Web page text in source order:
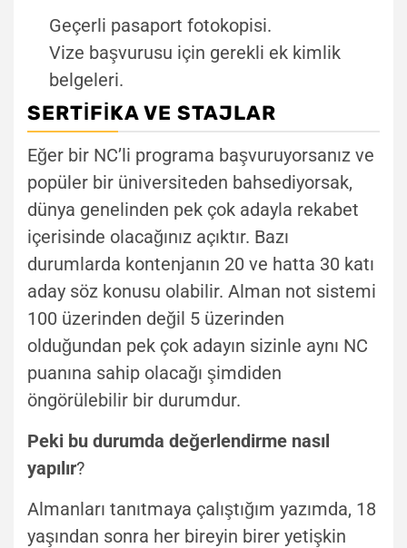
Geçerli pasaport fotokopisi.
Vize başvurusu için gerekli ek kimlik
belgeleri.
SERTIFIKA VE STAJLAR
Eğer bir NC’li programa başvuruyorsanız ve
popüler bir üniversiteden bahsediyorsak,
dünya genelinden pek çok adayla rekabet
içerisinde olacağınız açıktır. Bazı
durumlarda kontenjanın 20 ve hatta 30 katı
aday söz konusu olabilir. Alman not sistemi
100 üzerinden değil 5 üzerinden
olduğundan pek çok adayın sizinle aynı NC
puanına sahip olacağı şimdiden
öngörülebilir bir durumdur.
Peki bu durumda değerlendirme nasıl
yapılır?
Almanları tanıtmaya çalıştığım yazımda, 18
yaşından sonra her bireyin birer yetişkin